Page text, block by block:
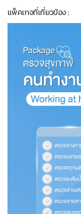
แพ็คเกจที่เกี่ยวข้อง :